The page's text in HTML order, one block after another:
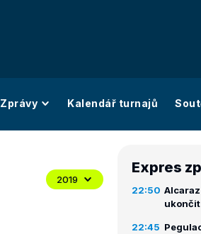
Zprávy Kalendář turnajů
2019
Expres
22:50
22:45